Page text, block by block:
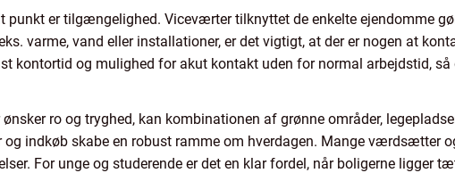
punkt er tilgængelighed. Viceværter tilknyttet de enkelte ejendomme
varme, vand eller installationer, er det vigtigt, at der er nogen at
kontortid og mulighed for akut kontakt uden for normal arbejdstid, så
ønsker ro og tryghed, kan kombinationen af grønne områder,
indkøb skabe en robust ramme om hverdagen. Mange værdsætter
For unge og studerende er det en klar fordel, når boligerne ligger